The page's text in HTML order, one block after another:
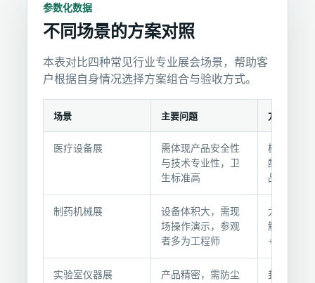
参数化数据
不同场景的方案对照
本表对比四种常见行业专业展会场景，帮助客
户根据自身情况选择方案组合与验收方式。
不
景
的
对
照
场景 主要问题 方案组合
医疗设备展
需体现产品安全性
与技术专业性，卫
生标准高
模块化展
配色+消
品演示区
制药机械展
设备体积大，需现
场操作演示，参观
者多为工程师
大型展示
解区+互
+产品手册
实验室仪器展
产品精密，需防尘
封闭式展